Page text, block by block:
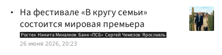
На фестивале «В кругу семьи»
состоится мировая премьера
Ростех Никита Михалков Банк «ПСБ» Сергей Чемезов Ярославль
26 июня 2026, 20:23